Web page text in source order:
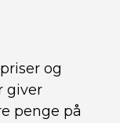
og
giver
penge på